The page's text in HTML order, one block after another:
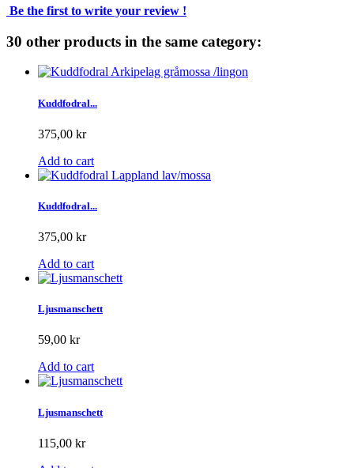
Be the first to write your review !
30 other products in the same category:
Kuddfodral...
375,00 kr
Add to cart
Kuddfodral...
375,00 kr
Add to cart
Ljusmanschett
59,00 kr
Add to cart
Ljusmanschett
115,00 kr